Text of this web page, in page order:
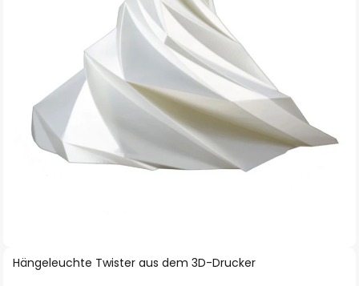
Zum
Anfang
Hängeleuchte Twister aus dem 3D-Drucker